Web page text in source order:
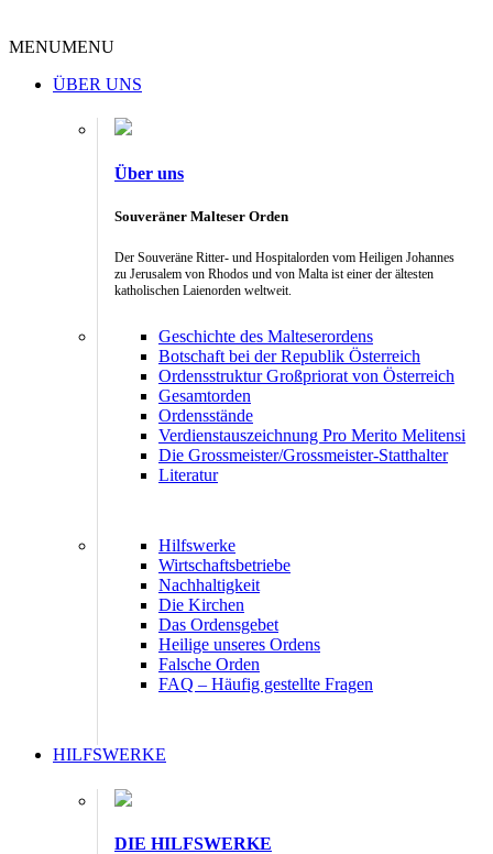
MENUMENU
ÜBER UNS
Über uns
Souveräner Malteser Orden
Der Souveräne Ritter- und Hospitalorden vom Heiligen Johannes
zu Jerusalem von Rhodos und von Malta ist einer der ältesten
katholischen Laienorden weltweit.
Geschichte des Malteserordens
Botschaft bei der Republik Österreich
Ordensstruktur Großpriorat von Österreich
Gesamtorden
Ordensstände
Verdienstauszeichnung Pro Merito Melitensi
Die Grossmeister/Grossmeister-Statthalter
Literatur
Hilfswerke
Wirtschaftsbetriebe
Nachhaltigkeit
Die Kirchen
Das Ordensgebet
Heilige unseres Ordens
Falsche Orden
FAQ – Häufig gestellte Fragen
HILFSWERKE
DIE HILFSWERKE